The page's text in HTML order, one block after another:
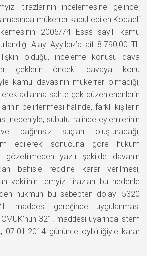
itirazlarının incelemesine gelince;
mükerrer kabul edilen Kocaeli
2005/74 Esas sayılı kamu
Alay Ayyıldız’a ait 8.790,00 TL
olduğu, inceleme konusu dava
çeklerin önceki davaya konu
kamu davasının mükerrer olmadığı,
adlarına sahte çek düzenlenenlerin
belirlenmesi halinde, farklı kişilerin
nedeniyle, sübutu halinde eylemlerinin
bağımsız suçları oluşturacağı,
edilerek sonucuna göre hüküm
gözetilmeden yazılı şekilde davanın
bahisle reddine karar verilmesi,
vekilinin temyiz itirazları bu nedenle
hükmün bu sebepten dolayı 5320
1. maddesi gereğince uygulanması
321. maddesi uyarınca istem
07.01.2014 gününde oybirliğiyle karar